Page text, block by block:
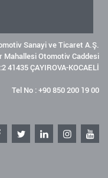
Sanayi ve Ticaret A.Ş.
Mahallesi Otomotiv Caddesi
41435 ÇAYIROVA-KOCAELİ
Tel No : +90 850 200 19 00